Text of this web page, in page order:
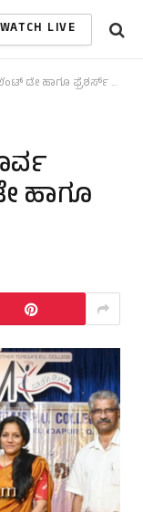
WATCH LIVE
ಫ್ರೆಶರ್ಸ್ ಡೇ ಸಂಭ್ರಮ
ಹಾಗೂ